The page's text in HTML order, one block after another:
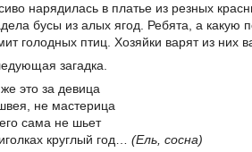
нарядилась в платье из резных
бусы из алых ягод. Ребята, а какую
голодных птиц. Хозяйки варят из них
загадка.
это за девица
не мастерица
сама не шьет
круглый год… (Ель, сосна)